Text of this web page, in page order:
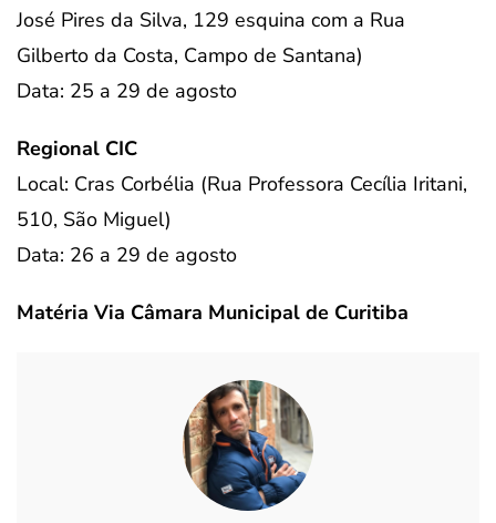
José Pires da Silva, 129 esquina com a Rua
Gilberto da Costa, Campo de Santana)
Data: 25 a 29 de agosto
Regional CIC
Local: Cras Corbélia (Rua Professora Cecília Iritani,
510, São Miguel)
Data: 26 a 29 de agosto
Matéria Via Câmara Municipal de Curitiba